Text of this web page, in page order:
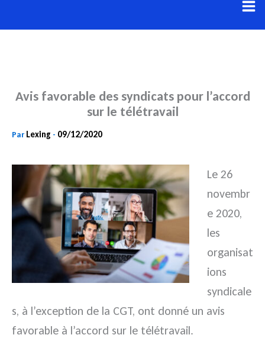
au
Avis favorable des syndicats pour l’accord
sur le télétravail
Par Lexing - 09/12/2020
Le 26
novembr
e 2020,
les
organisat
ions
syndicale
s, à l’exception de la CGT, ont donné un avis
favorable à l’accord sur le télétravail.